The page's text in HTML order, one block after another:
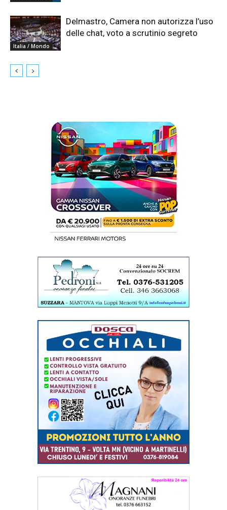
Italia / Mondo
Delmastro, Camera non autorizza l’uso
delle chat, voto a scrutinio segreto